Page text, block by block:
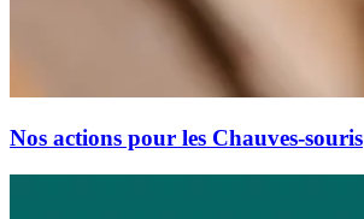
Nos actions pour les Chauves-souris